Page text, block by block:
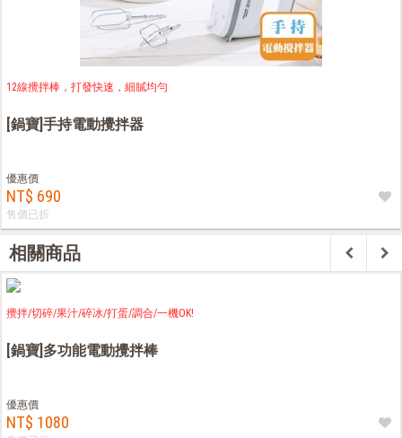
12線攪拌棒，打發快速，細膩均勻
[鍋寶]手持電動攪拌器
優惠價
NT$ 690
售價已折
相關商品
攪拌/切碎/果汁/碎冰/打蛋/調合/一機OK!
[鍋寶]多功能電動攪拌棒
優惠價
NT$ 1080